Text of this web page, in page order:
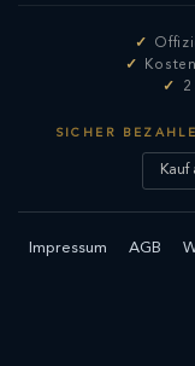
SICHER
Kauf
Impressum AGB